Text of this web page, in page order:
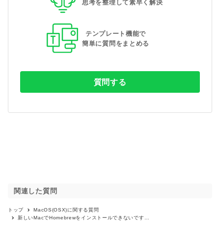
思考を整理して素早く解決
テンプレート機能で
簡単に質問をまとめる
質問する
関連した質問
トップ MacOS(OSX)に関する質問
新しいMacでHomebrewをインストールできないです…